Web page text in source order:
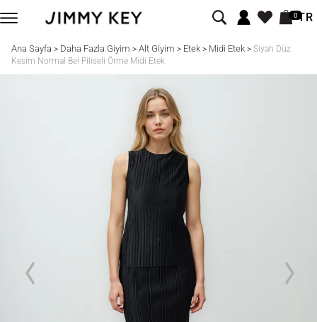
0TR
Ana Sayfa > Daha Fazla Giyim > Alt Giyim > Etek> Midi Etek> Siyah Düz
Kesim Normal Bel Piliseli Örme Midi Etek